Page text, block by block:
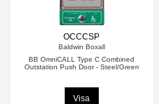
OCCCSP
Baldwin Boxall
BB OmniCALL Type C Combined
Outstation Push Door - Steel/Green
Visa